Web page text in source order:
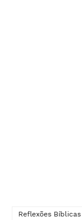
Reflexões Bíblicas